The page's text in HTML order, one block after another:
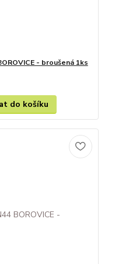
- broušená 1ks
do košíku